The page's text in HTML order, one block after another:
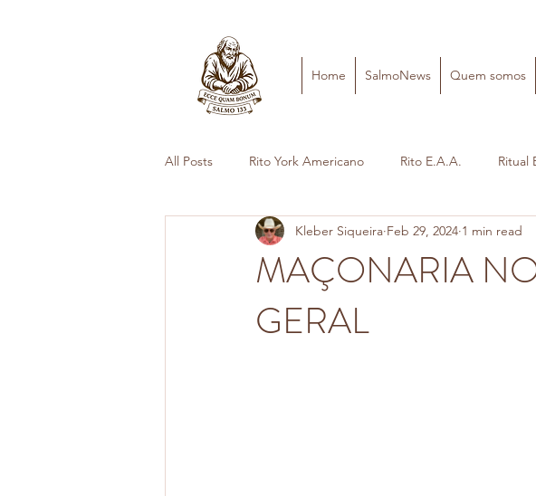
Home SalmoNews Quem somos
All Posts Rito York Americano Rito E.A.A. Ritual
MAÇONARIA
GERAL
Kleber Siqueira Feb 29, 2024 1 min read